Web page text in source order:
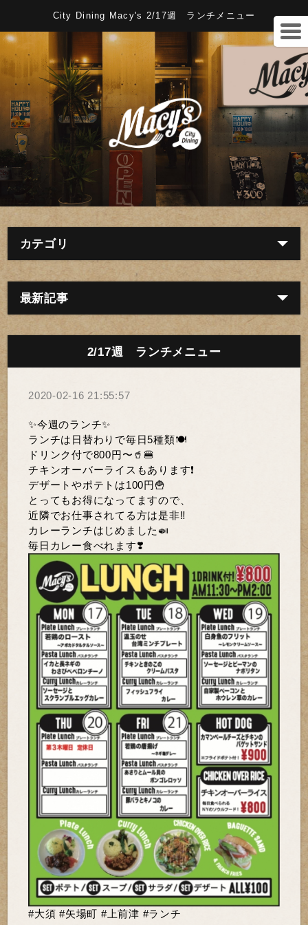
City Dining Macy's 2/17週 ランチメニュー
カテゴリ
最新記事
2/17週 ランチメニュー
2020-02-16 21:55:57
✨今週のランチ✨
ランチは日替わりで毎日5種類🍽
ドリンク付で800円〜🥤🍔
チキンオーバーライスもあります❗️
デザートやポテトは100円🍟
とってもお得になってますので、
近隣でお仕事されてる方は是非‼️
カレーランチはじめました🍛
毎日カレー食べれます❣️
#大須 #矢場町 #上前津 #ランチ